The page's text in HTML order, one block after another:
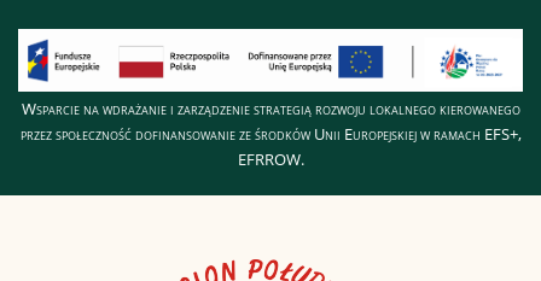
Wsparcie na wdrażanie i zarządzenie strategią rozwoju lokalnego kierowanego
przez społeczność dofinansowanie ze środków Unii Europejskiej w ramach EFS+,
EFRROW.